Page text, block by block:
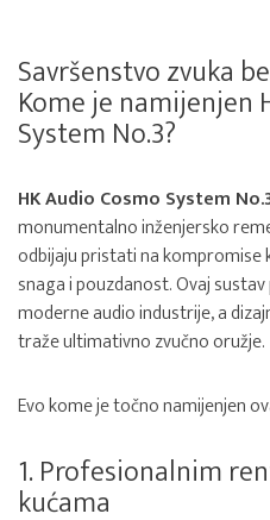
Savršenstvo zvuka
Kome je namijenjen
System No.3?
HK Audio Cosmo System
monumentalno inženjersko
odbijaju pristati na kompromise
snaga i pouzdanost. Ovaj
moderne audio industrije, a
traže ultimativno zvučno oružje.
Evo kome je točno namijenjen
1. Profesionalnim
kućama